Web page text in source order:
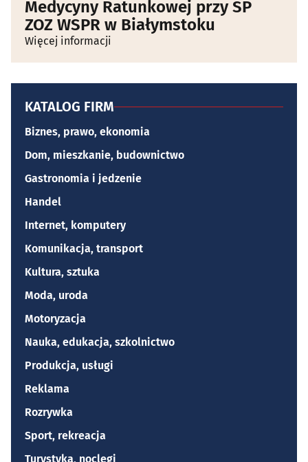
Medycyny Ratunkowej przy SP
ZOZ WSPR w Białymstoku
Więcej informacji
KATALOG FIRM
Biznes, prawo, ekonomia
Dom, mieszkanie, budownictwo
Gastronomia i jedzenie
Handel
Internet, komputery
Komunikacja, transport
Kultura, sztuka
Moda, uroda
Motoryzacja
Nauka, edukacja, szkolnictwo
Produkcja, usługi
Reklama
Rozrywka
Sport, rekreacja
Turystyka, noclegi